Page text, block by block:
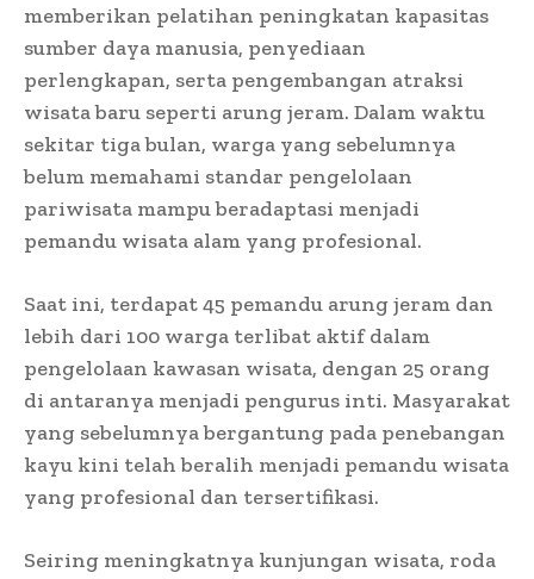
memberikan pelatihan peningkatan kapasitas
sumber daya manusia, penyediaan
perlengkapan, serta pengembangan atraksi
wisata baru seperti arung jeram. Dalam waktu
sekitar tiga bulan, warga yang sebelumnya
belum memahami standar pengelolaan
pariwisata mampu beradaptasi menjadi
pemandu wisata alam yang profesional.
Saat ini, terdapat 45 pemandu arung jeram dan
lebih dari 100 warga terlibat aktif dalam
pengelolaan kawasan wisata, dengan 25 orang
di antaranya menjadi pengurus inti. Masyarakat
yang sebelumnya bergantung pada penebangan
kayu kini telah beralih menjadi pemandu wisata
yang profesional dan tersertifikasi.
Seiring meningkatnya kunjungan wisata, roda